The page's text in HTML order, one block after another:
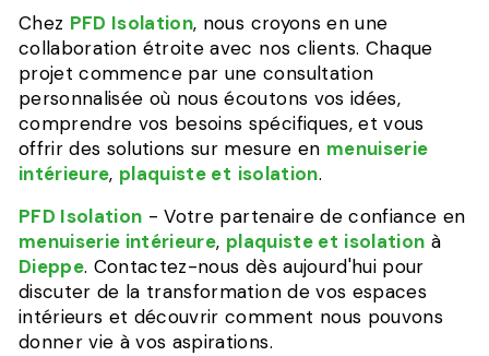
Chez PFD Isolation, nous croyons en une
collaboration étroite avec nos clients. Chaque
projet commence par une consultation
personnalisée où nous écoutons vos idées,
comprendre vos besoins spécifiques, et vous
offrir des solutions sur mesure en menuiserie
intérieure, plaquiste et isolation.
PFD Isolation - Votre partenaire de confiance en
menuiserie intérieure, plaquiste et isolation à
Dieppe. Contactez-nous dès aujourd'hui pour
discuter de la transformation de vos espaces
intérieurs et découvrir comment nous pouvons
donner vie à vos aspirations.